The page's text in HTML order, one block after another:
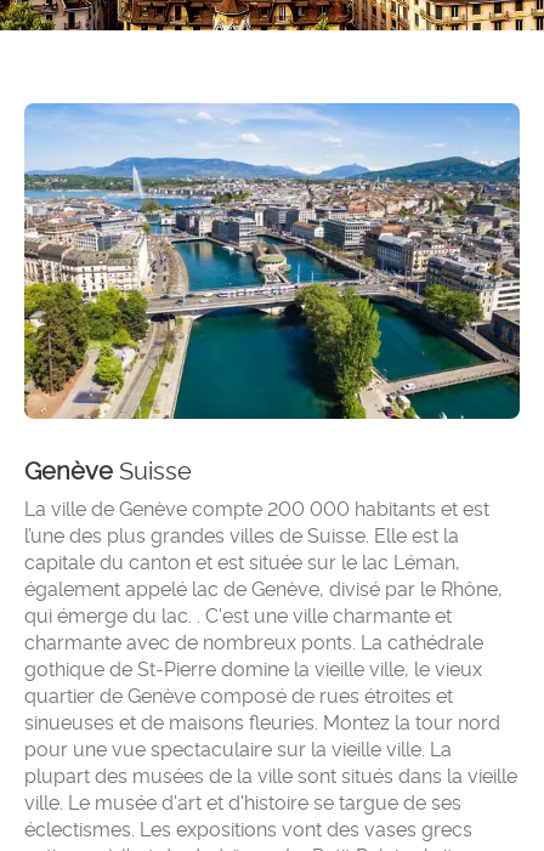
Genève Suisse
La ville de Genève compte 200 000 habitants et est
l’une des plus grandes villes de Suisse. Elle est la
capitale du canton et est située sur le lac Léman,
également appelé lac de Genève, divisé par le Rhône,
qui émerge du lac. . C'est une ville charmante et
charmante avec de nombreux ponts. La cathédrale
gothique de St-Pierre domine la vieille ville, le vieux
quartier de Genève composé de rues étroites et
sinueuses et de maisons fleuries. Montez la tour nord
pour une vue spectaculaire sur la vieille ville. La
plupart des musées de la ville sont situés dans la vieille
ville. Le musée d'art et d'histoire se targue de ses
éclectismes. Les expositions vont des vases grecs